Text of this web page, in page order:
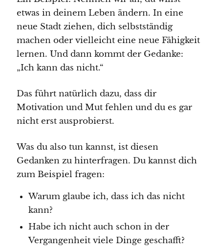
etwas in deinem Leben ändern. In eine
neue Stadt ziehen, dich selbstständig
machen oder vielleicht eine neue Fähigkeit
lernen. Und dann kommt der Gedanke:
„Ich kann das nicht.“
Das führt natürlich dazu, dass dir
Motivation und Mut fehlen und du es gar
nicht erst ausprobierst.
Was du also tun kannst, ist diesen
Gedanken zu hinterfragen. Du kannst dich
zum Beispiel fragen:
Warum glaube ich, dass ich das nicht
kann?
Habe ich nicht auch schon in der
Vergangenheit viele Dinge geschafft?